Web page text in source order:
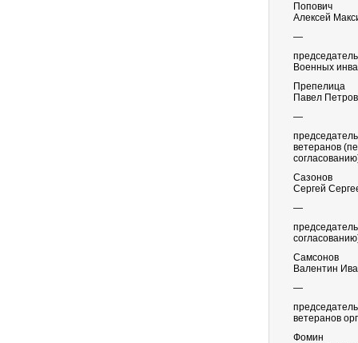
Попович
Алексей
—
Военных
Препелица
Павел
—
ветеранов
Сазонов
Сергей
—
Самсонов
Валентин
—
ветеранов
Фомин